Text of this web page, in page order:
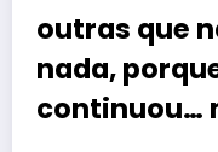
outras que
nada,
continuou…